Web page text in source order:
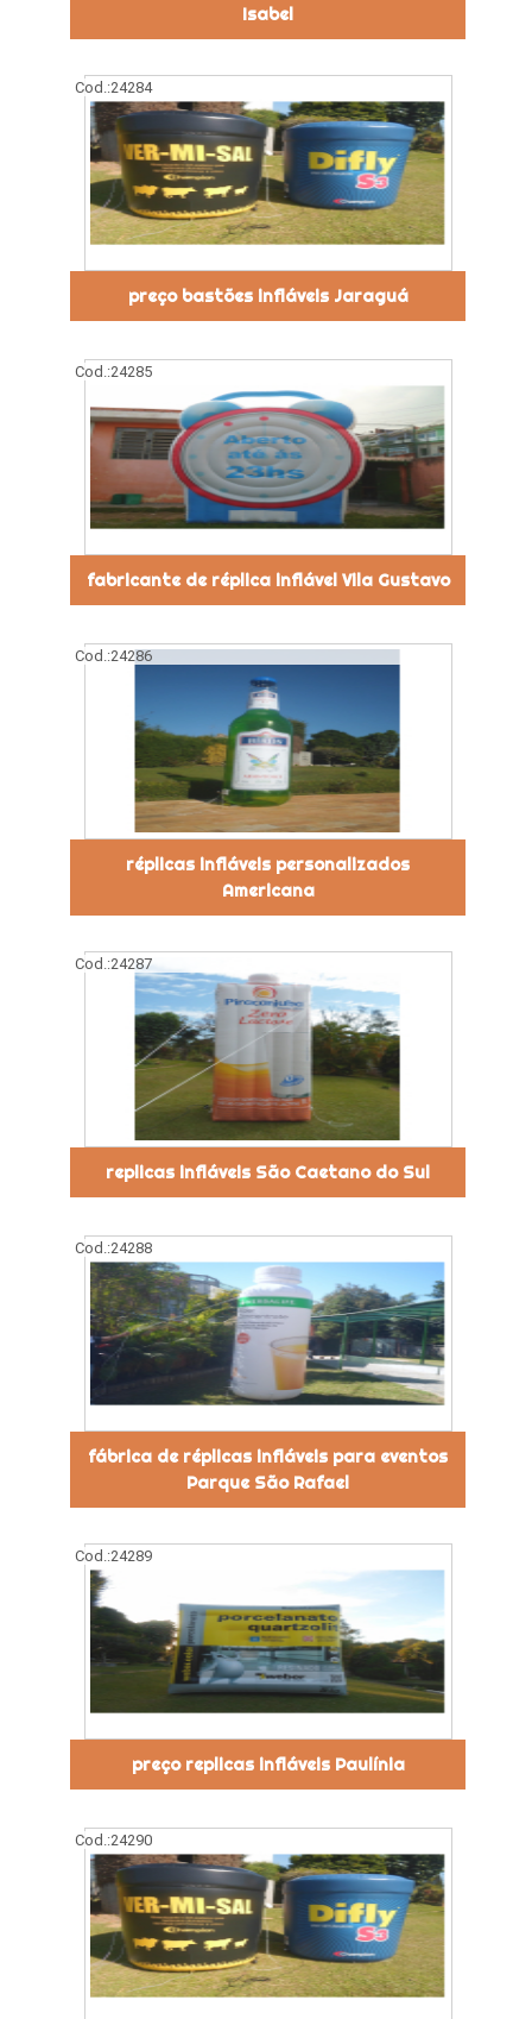
Isabel
Cod.:24284
preço bastões infláveis Jaraguá
Cod.:24285
fabricante de réplica inflável Vila Gustavo
Cod.:24286
réplicas infláveis personalizados
Americana
Cod.:24287
replicas infláveis São Caetano do Sul
Cod.:24288
fábrica de réplicas infláveis para eventos
Parque São Rafael
Cod.:24289
preço replicas infláveis Paulínia
Cod.:24290